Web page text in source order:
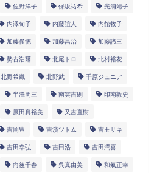
佐野洋子 保坂祐希 光浦靖子
内澤旬子 内藤誼人 内館牧子
加藤俊徳 加藤昌治 加藤諦三
勢古浩爾 北尾トロ 北村裕花
北野希織 北野武 千原ジュニア
半澤周三 南雲吉則 印南敦史
原田真裕美 又吉直樹
吉岡豊 吉濱ツトム 吉玉サキ
吉田幸弘 吉田浩 吉田潤喜
向後千春 呉真由美 和氣正幸